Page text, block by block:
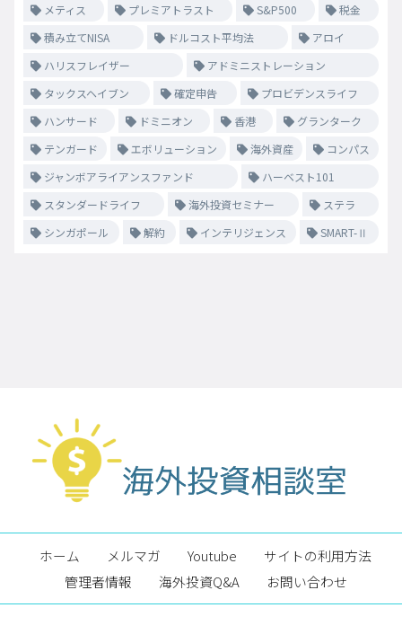
メティス
プレミアトラスト S&P500
税金
積み立てNISA
ドルコスト平均法
アロイ
ハリスフレイザー
アドミニストレーション
タックスヘイブン
確定申告
プロビデンスライフ
ハンサード
ドミニオン 香港
グランターク
テンガード
エボリューション 海外資産
コンパス
ジャンボアライアンスファンド
ハーベスト101
スタンダードライフ
海外投資セミナー
ステラ
シンガポール
解約 インテリジェンス SMART-Ⅱ
ホーム メルマガ Youtube
サイトの利用方法
管理者情報
海外投資Q&A お問い合わせ